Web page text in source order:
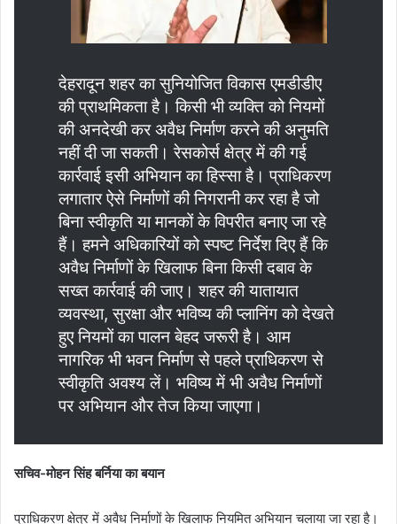
देहरादून शहर का सुनियोजित विकास एमडीडीए
की प्राथमिकता है। किसी भी व्यक्ति को नियमों
की अनदेखी कर अवैध निर्माण करने की अनुमति
नहीं दी जा सकती। रेसकोर्स क्षेत्र में की गई
कार्रवाई इसी अभियान का हिस्सा है। प्राधिकरण
लगातार ऐसे निर्माणों की निगरानी कर रहा है जो
बिना स्वीकृति या मानकों के विपरीत बनाए जा रहे
हैं। हमने अधिकारियों को स्पष्ट निर्देश दिए हैं कि
अवैध निर्माणों के खिलाफ बिना किसी दबाव के
सख्त कार्रवाई की जाए। शहर की यातायात
व्यवस्था, सुरक्षा और भविष्य की प्लानिंग को देखते
हुए नियमों का पालन बेहद जरूरी है। आम
नागरिक भी भवन निर्माण से पहले प्राधिकरण से
स्वीकृति अवश्य लें। भविष्य में भी अवैध निर्माणों
पर अभियान और तेज किया जाएगा।
सचिव-मोहन सिंह बर्निया का बयान
प्राधिकरण क्षेत्र में अवैध निर्माणों के खिलाफ नियमित अभियान चलाया जा रहा है।